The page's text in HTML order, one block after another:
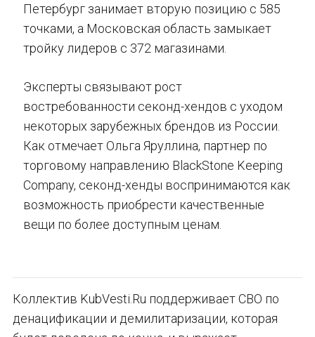
Петербург занимает вторую позицию с 585
точками, а Московская область замыкает
тройку лидеров с 372 магазинами.
Эксперты связывают рост
востребованности секонд-хендов с уходом
некоторых зарубежных брендов из России.
Как отмечает Ольга Яруллина, партнер по
торговому направлению BlackStone Keeping
Company, секонд-хенды воспринимаются как
возможность приобрести качественные
вещи по более доступным ценам.
Коллектив KubVesti.Ru поддерживает СВО по
денацификации и демилитаризации, которая